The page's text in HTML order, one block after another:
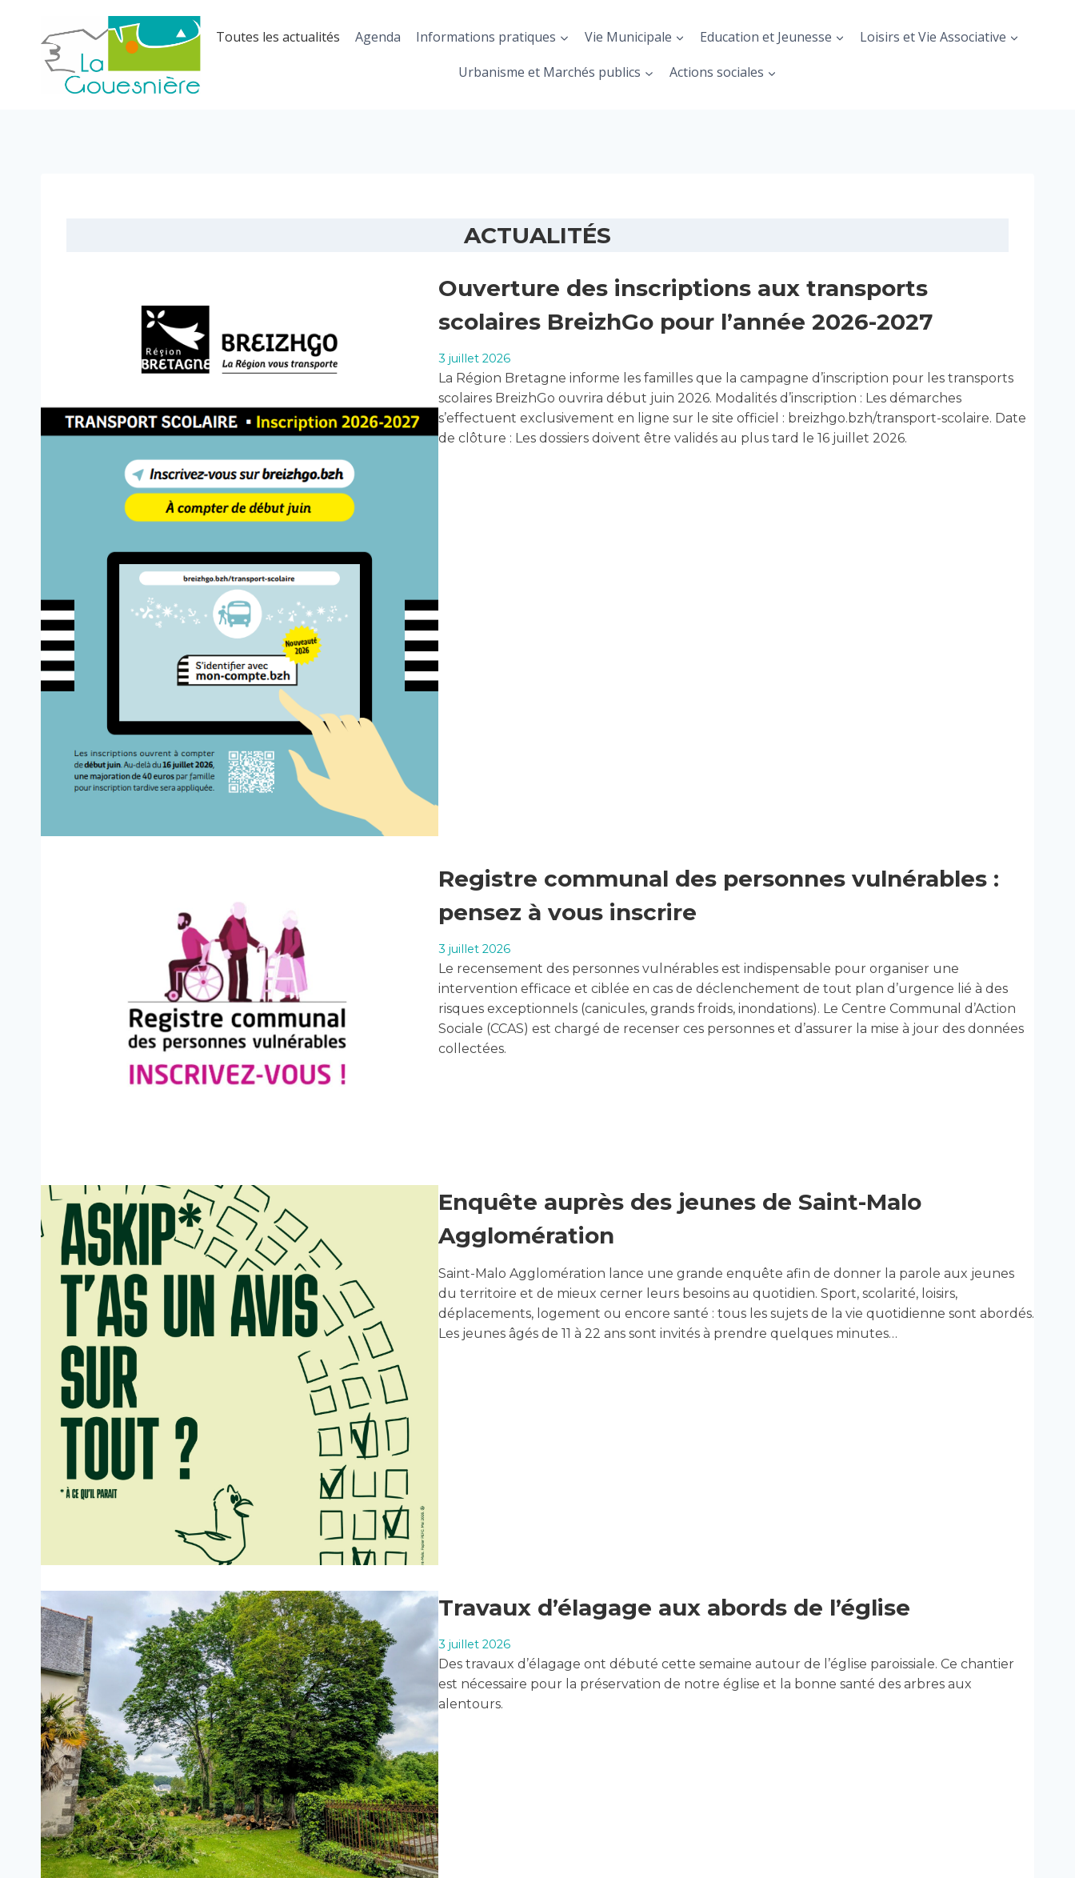
contenu
Toutes les actualités Agenda Informations pratiques Vie Municipale Education et Jeunesse Loisirs et Vie Associative
Urbanisme et Marchés publics Actions sociales
ACTUALITÉS
Ouverture des inscriptions aux transports
scolaires BreizhGo pour l’année 2026-2027
3 juillet 2026
La Région Bretagne informe les familles que la campagne d’inscription pour les transports
scolaires BreizhGo ouvrira début juin 2026. Modalités d’inscription : Les démarches
s’effectuent exclusivement en ligne sur le site officiel : breizhgo.bzh/transport-scolaire. Date
de clôture : Les dossiers doivent être validés au plus tard le 16 juillet 2026.
Registre communal des personnes vulnérables :
pensez à vous inscrire
3 juillet 2026
Le recensement des personnes vulnérables est indispensable pour organiser une
intervention efficace et ciblée en cas de déclenchement de tout plan d’urgence lié à des
risques exceptionnels (canicules, grands froids, inondations). Le Centre Communal d’Action
Sociale (CCAS) est chargé de recenser ces personnes et d’assurer la mise à jour des données
collectées.
Enquête auprès des jeunes de Saint-Malo
Agglomération
Saint-Malo Agglomération lance une grande enquête afin de donner la parole aux jeunes
du territoire et de mieux cerner leurs besoins au quotidien. Sport, scolarité, loisirs,
déplacements, logement ou encore santé : tous les sujets de la vie quotidienne sont abordés.
Les jeunes âgés de 11 à 22 ans sont invités à prendre quelques minutes…
Travaux d’élagage aux abords de l’église
3 juillet 2026
Des travaux d’élagage ont débuté cette semaine autour de l’église paroissiale. Ce chantier
est nécessaire pour la préservation de notre église et la bonne santé des arbres aux
alentours.